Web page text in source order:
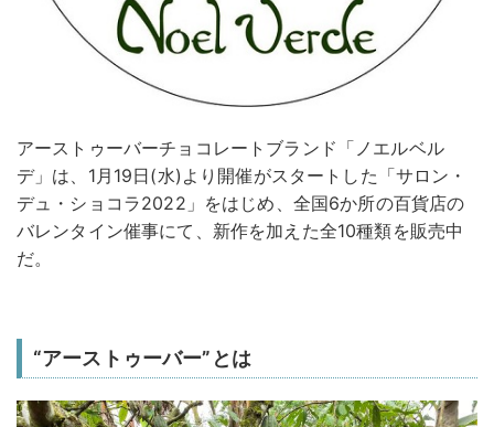
アーストゥーバーチョコレートブランド「ノエルベル
デ」は、1月19日(水)より開催がスタートした「サロン・
デュ・ショコラ2022」をはじめ、全国6か所の百貨店の
バレンタイン催事にて、新作を加えた全10種類を販売中
だ。
“アーストゥーバー”とは